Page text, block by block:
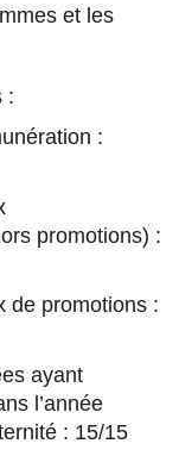
et les
:
:
promotions) :
de promotions :
ayant
l’année
: 15/15